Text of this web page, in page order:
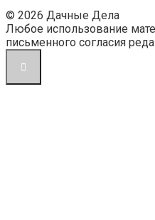
© 2026 Дачные Дела
Любое использование
письменного согласия